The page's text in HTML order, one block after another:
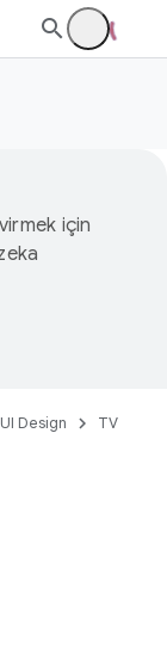
için
UI Design
TV